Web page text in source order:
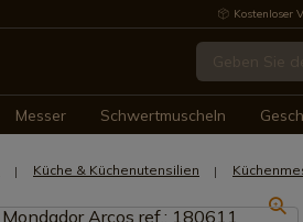
Kostenloser
Messer Schwertmuscheln
Küche & Küchenutensilien